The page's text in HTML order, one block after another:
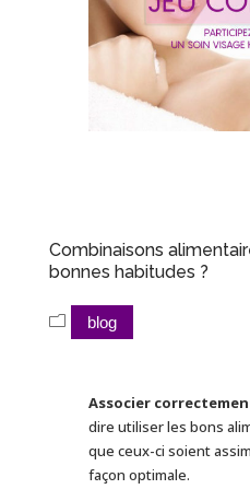
Combinaisons
bonnes habitudes ?
blog
Associer
dire utiliser les bons
que ceux-ci soient
façon optimale.